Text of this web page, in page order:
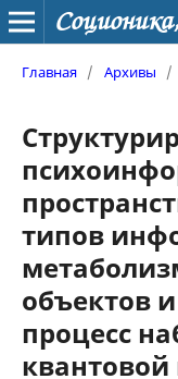
Главная / Архивы /
типов
объектов
процесс